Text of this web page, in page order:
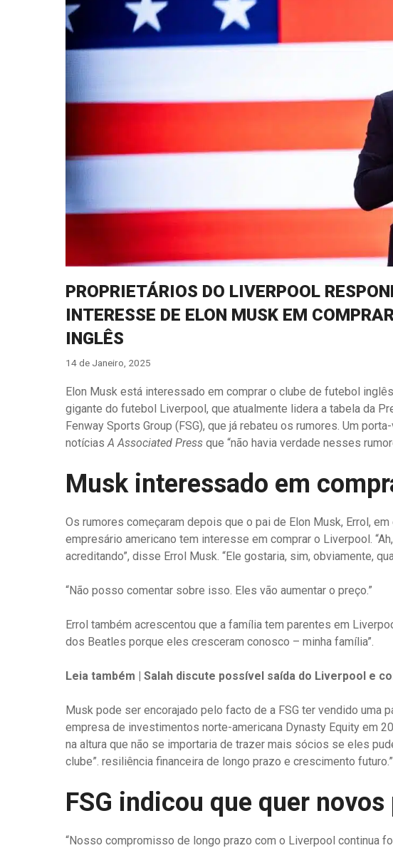
PROPRIETÁRIOS DO LIVERPOOL
INTERESSE DE ELON MUSK EM
INGLÊS
14 de Janeiro, 2025
Elon Musk está interessado em comprar o clube de futebol
gigante do futebol Liverpool, que atualmente lidera a tabela da
Fenway Sports Group (FSG), que já rebateu os rumores. Um
notíciasA Associated Press que “não havia verdade nesses
Musk interessado em
Os rumores começaram depois que o pai de Elon Musk, Errol,
empresário americano tem interesse em comprar o Liverpool.
acreditando”, disse Errol Musk. “Ele gostaria, sim, obviamente,
“Não posso comentar sobre isso. Eles vão aumentar o preço.”
Errol também acrescentou que a família tem parentes em
dos Beatles porque eles cresceram conosco – minha família”.
Leia também | Salah discute possível saída do Liverpool e
Musk pode ser encorajado pelo facto de a FSG ter vendido uma
empresa de investimentos norte-americana Dynasty Equity em
na altura que não se importaria de trazer mais sócios se eles
clube”. resiliência financeira de longo prazo e crescimento futuro.”
FSG indicou que quer
“Nosso compromisso de longo prazo com o Liverpool continua